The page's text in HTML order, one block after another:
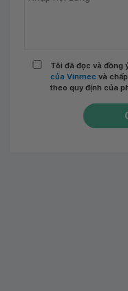
Tôi đã đọc và đồng
của Vinmec và
theo quy định của